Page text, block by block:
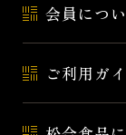
会員につ
ご利用ガ